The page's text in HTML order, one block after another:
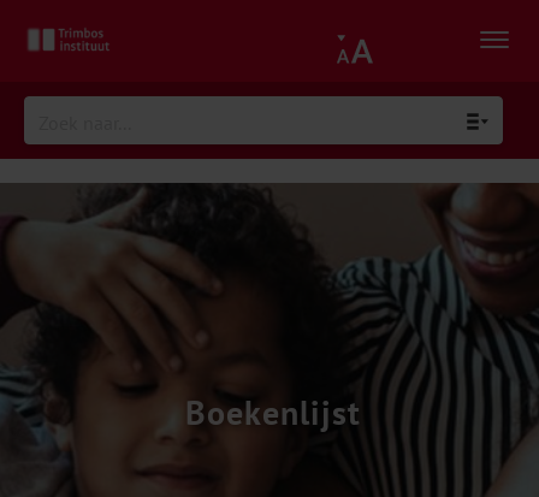
Boekenlijst